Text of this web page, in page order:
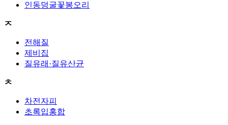
인동덩굴꽃봉오리
ㅈ
전해질
제비집
질유래·질유산균
ㅊ
차전자피
초록입홍합